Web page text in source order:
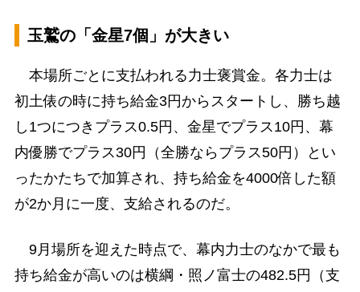
玉鷲の「金星7個」が大きい
本場所ごとに支払われる力士褒賞金。各力士は
初土俵の時に持ち給金3円からスタートし、勝ち越
し1つにつきプラス0.5円、金星でプラス10円、幕
内優勝でプラス30円（全勝ならプラス50円）とい
ったかたちで加算され、持ち給金を4000倍した額
が2か月に一度、支給されるのだ。
9月場所を迎えた時点で、幕内力士のなかで最も
持ち給金が高いのは横綱・照ノ富士の482.5円（支